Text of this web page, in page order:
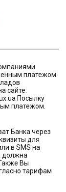
платежом
сайте:
Посылку
платежом.
Банка через
для
в SMS на
должна
Вы
тарифам